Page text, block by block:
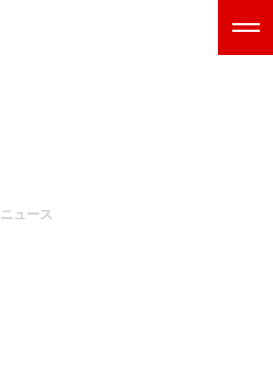
ニュース